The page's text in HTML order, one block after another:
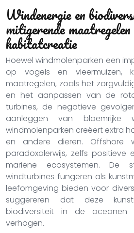
Windenergie en
mitigerende maatregelen
habitatcreatie
Hoewel windmolenparken een
op vogels en vleermuizen,
maatregelen, zoals het
en het aanpassen van de
turbines, de negatieve
aanleggen van bloemrijke
windmolenparken creëert extra
en andere dieren. Offshore
paradoxalerwijs, zelfs
mariene ecosystemen. De
windturbines fungeren als
leefomgeving bieden voor
suggereren dat deze
biodiversiteit in de oceanen
verhogen.